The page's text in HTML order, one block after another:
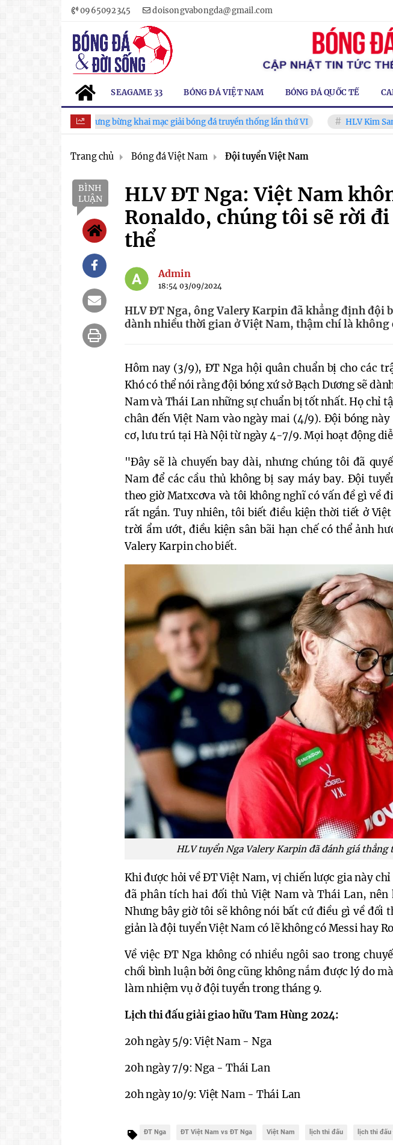
0965092345 doisongvabongda@gmail.com
SEAGAME 33 BÓNG ĐÁ VIỆT NAM BÓNG ĐÁ QUỐC TẾ
Hùng Châu tưng bừng khai mạc giải bóng đá truyền thống lần thứ VI HLV Kim Sang Sik:
Trang chủ Bóng đá Việt Nam Đội tuyển Việt Nam
BÌNH
LUẬN
HLV ĐT Nga: Việt Nam
Ronaldo, chúng tôi sẽ rời
thể
Admin
18:54 03/09/2024
HLV ĐT Nga, ông Valery Karpin đã khẳng định đội
dành nhiều thời gian ở Việt Nam, thậm chí là
Hôm nay (3/9), ĐT Nga hội quân chuẩn bị cho các
Khó có thể nói rằng đội bóng xứ sở Bạch Dương sẽ
Nam và Thái Lan những sự chuẩn bị tốt nhất. Họ chỉ
chân đến Việt Nam vào ngày mai (4/9). Đội bóng
cơ, lưu trú tại Hà Nội từ ngày 4-7/9. Mọi hoạt động
"Đây sẽ là chuyến bay dài, nhưng chúng tôi đã
Nam để các cầu thủ không bị say máy bay. Đội
theo giờ Matxcơva và tôi không nghĩ có vấn đề gì về
rất ngắn. Tuy nhiên, tôi biết điều kiện thời tiết ở
trời ẩm ướt, điều kiện sân bãi hạn chế có thể ảnh
Valery Karpin cho biết.
HLV tuyển Nga Valery Karpin đã đánh giá thẳng
Khi được hỏi về ĐT Việt Nam, vị chiến lược gia này
đã phân tích hai đối thủ Việt Nam và Thái Lan, nên
Nhưng bây giờ tôi sẽ không nói bất cứ điều gì về đối
giản là đội tuyển Việt Nam có lẽ không có Messi hay
Về việc ĐT Nga không có nhiều ngôi sao trong
chối bình luận bởi ông cũng không nắm được lý do
làm nhiệm vụ ở đội tuyển trong tháng 9.
Lịch thi đấu giải giao hữu Tam Hùng 2024:
20h ngày 5/9: Việt Nam - Nga
20h ngày 7/9: Nga - Thái Lan
20h ngày 10/9: Việt Nam - Thái Lan
ĐT Nga ĐT Việt Nam vs ĐT Nga Việt Nam lịch thi đấu lịch thi